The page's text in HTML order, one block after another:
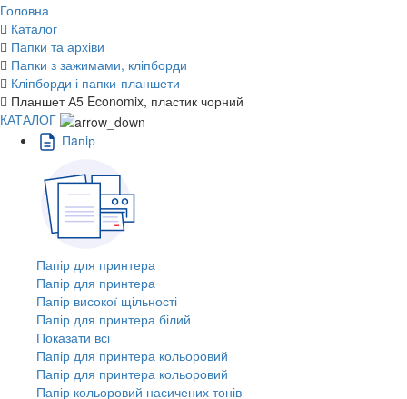
Головна
Каталог
Папки та архіви
Папки з зажимами, кліпборди
Кліпборди і папки-планшети
Планшет А5 Economix, пластик чорний
КАТАЛОГ
Пaпiр
Папір для принтера
Папір для принтера
Папір високої щільності
Папір для принтера білий
Показати всі
Папір для принтера кольоровий
Папір для принтера кольоровий
Папір кольоровий насичених тонів